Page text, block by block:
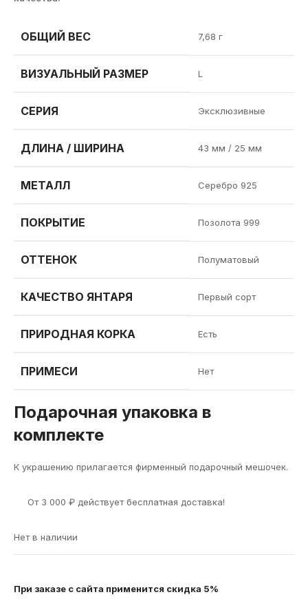
ОБЩИЙ ВЕС 7,68 г
ВИЗУАЛЬНЫЙ РАЗМЕР L
СЕРИЯ Эксклюзивные
ДЛИНА / ШИРИНА 43 мм / 25 мм
МЕТАЛЛ Серебро 925
ПОКРЫТИЕ Позолота 999
ОТТЕНОК Полуматовый
КАЧЕСТВО ЯНТАРЯ Первый сорт
ПРИРОДНАЯ КОРКА Есть
ПРИМЕСИ Нет
Подарочная упаковка в
комплекте
К украшению прилагается фирменный подарочный мешочек.
От 3 000 ₽ действует бесплатная доставка!
Нет в наличии
При заказе с сайта применится скидка 5%